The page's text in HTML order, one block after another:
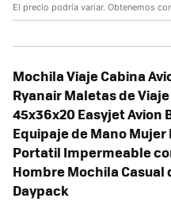
El precio podría variar. Obtenemos
Mochila Viaje Cabina
Ryanair Maletas de
45x36x20 Easyjet Avion
Equipaje de Mano
Portatil Impermeable
Hombre Mochila Casual
Daypack